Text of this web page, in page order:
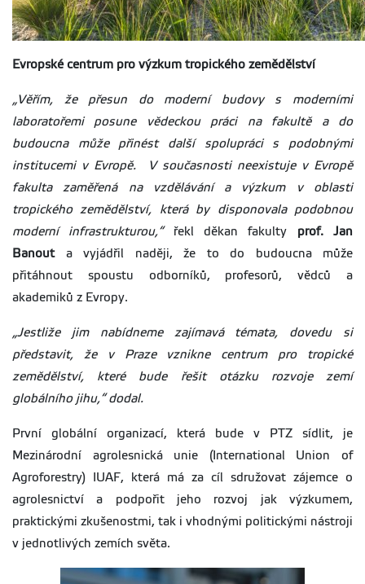
Evropské centrum pro výzkum tropického zemědělství
„Věřím, že přesun do moderní budovy s moderními
laboratořemi posune vědeckou práci na fakultě a do
budoucna může přinést další spolupráci s podobnými
institucemi v Evropě. V současnosti neexistuje v Evropě
fakulta zaměřená na vzdělávání a výzkum v oblasti
tropického zemědělství, která by disponovala podobnou
moderní infrastrukturou,“ řekl děkan fakulty prof. Jan
Banouta vyjádřil naději, že to do budoucna může
přitáhnout spoustu odborníků, profesorů, vědců a
akademiků z Evropy.
„Jestliže jim nabídneme zajímavá témata, dovedu si
představit, že v Praze vznikne centrum pro tropické
zemědělství, které bude řešit otázku rozvoje zemí
globálního jihu,“ dodal.
První globální organizací, která bude v PTZ sídlit, je
Mezinárodní agrolesnická unie (International Union of
Agroforestry) IUAF, která má za cíl sdružovat zájemce o
agrolesnictví a podpořit jeho rozvoj jak výzkumem,
praktickými zkušenostmi, tak i vhodnými politickými nástroji
v jednotlivých zemích světa.